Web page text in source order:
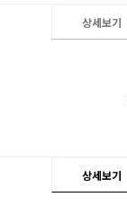
상세보기
상세보기